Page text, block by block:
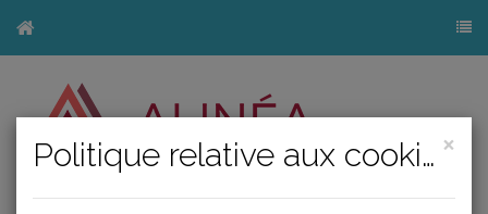
×
Politique relative aux cookies